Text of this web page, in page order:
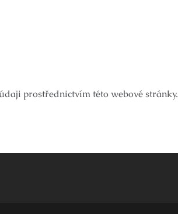
prostřednictvím této webové stránky.